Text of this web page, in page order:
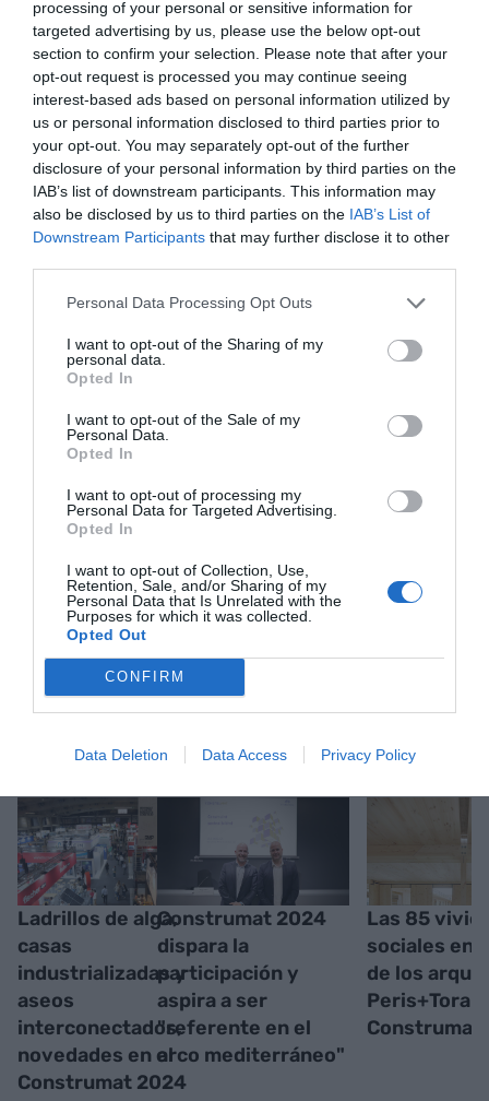
processing of your personal or sensitive information for
targeted advertising by us, please use the below opt-out
section to confirm your selection. Please note that after your
opt-out request is processed you may continue seeing
interest-based ads based on personal information utilized by
us or personal information disclosed to third parties prior to
your opt-out. You may separately opt-out of the further
disclosure of your personal information by third parties on the
IAB’s list of downstream participants. This information may
also be disclosed by us to third parties on the IAB’s List of
Downstream Participants that may further disclose it to other
Personal Data Processing Opt Outs
I want to opt-out of the Sharing of my
personal data.
Opted In
I want to opt-out of the Sale of my
Personal Data.
Opted In
I want to opt-out of processing my
Personal Data for Targeted Advertising.
Opted In
I want to opt-out of Collection, Use,
Retention, Sale, and/or Sharing of my
Personal Data that Is Unrelated with the
Purposes for which it was collected.
Opted Out
CONFIRM
Data Deletion Data Access Privacy Policy
Limak, la empresa que se encarga de la
construcción del Camp Nou, que explicará el
proyecto en Construmat", ha apuntado el director
del salón,Roger Bou. Además, se estrenará
Construmat Experience, un espacio donde se
celebrarán conferencias y jornadas más
sectoriales y se analizarán proyectos de
Marruecos, Portugal, Italia, Francia y Turquía,
sobre cuestiones como la construcción
industrializada o los edificios con baja huella
ambiental.
Añadir
Mantente informado con las últimas noticias de
actualidad
ACTIVAR AHORA
RELACIONADAS
Ladrillos de alga,
casas
industrializadas y
aseos
interconectados,
novedades en el
Construmat 2024
Construmat 2024
dispara la
participación y
aspira a ser
"referente en el
arco mediterráneo"
Las 85
sociales en
de los
Peris+Toral,
Construmat